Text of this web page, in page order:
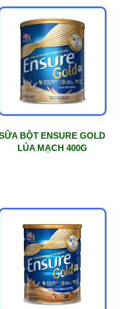
BỘT ENSURE GOLD
LÚA MẠCH 400G